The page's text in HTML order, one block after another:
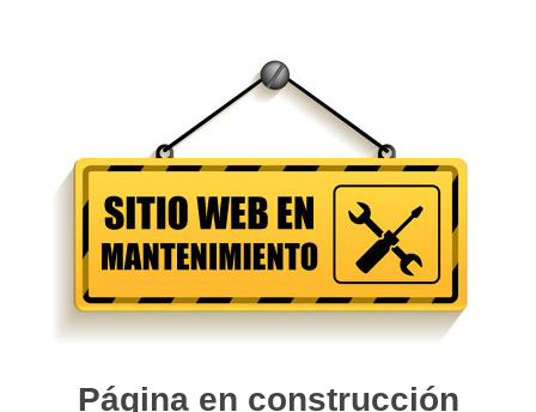
Página en construcción